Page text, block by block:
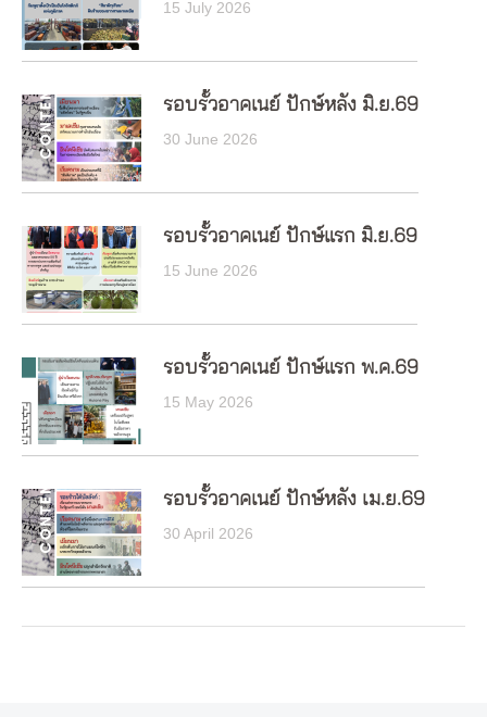
15 July 2026
รอบรั้วอาคเนย์ ปักษ์หลัง มิ.ย.69
30 June 2026
รอบรั้วอาคเนย์ ปักษ์แรก มิ.ย.69
15 June 2026
รอบรั้วอาคเนย์ ปักษ์แรก พ.ค.69
15 May 2026
รอบรั้วอาคเนย์ ปักษ์หลัง เม.ย.69
30 April 2026